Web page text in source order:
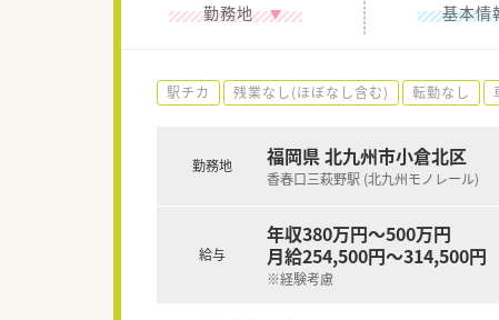
勤務地 基本情
駅チカ 残業なし(ほぼなし含む) 転勤なし
勤務地 福岡県 北九州市小倉北区
香春口三萩野駅 (北九州モノレール)
給与
年収380万円～500万円
月給254,500円～314,500円
※経験考慮